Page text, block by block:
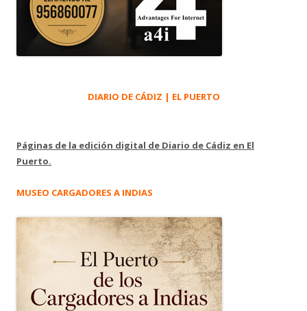
DIARIO DE CÁDIZ | EL PUERTO
Páginas de la edición digital de Diario de Cádiz en El
Puerto.
MUSEO CARGADORES A INDIAS